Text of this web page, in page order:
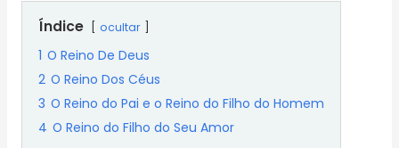
Índice ocultar
1 O Reino De Deus
2 O Reino Dos Céus
3 O Reino do Pai e o Reino do Filho do Homem
4 O Reino do Filho do Seu Amor